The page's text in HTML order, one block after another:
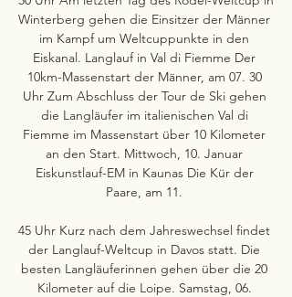
Winterberg gehen die Einsitzer der Männer
im Kampf um Weltcuppunkte in den
Eiskanal. Langlauf in Val di Fiemme Der
10km-Massenstart der Männer, am 07. 30
Uhr Zum Abschluss der Tour de Ski gehen
die Langläufer im italienischen Val di
Fiemme im Massenstart über 10 Kilometer
an den Start. Mittwoch, 10. Januar
Eiskunstlauf-EM in Kaunas Die Kür der
Paare, am 11.
45 Uhr Kurz nach dem Jahreswechsel findet
der Langlauf-Weltcup in Davos statt. Die
besten Langläuferinnen gehen über die 20
Kilometer auf die Loipe. Samstag, 06.